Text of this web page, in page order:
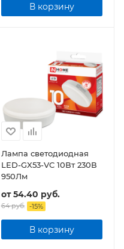
В корзину
Лампа светодиодная
LED-GX53-VC 10Вт 230В
950Лм
от54.40 руб.
64 руб. -15%
В корзину